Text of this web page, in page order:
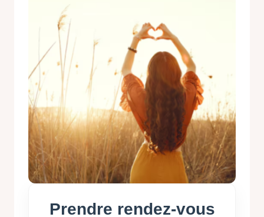
Prendre rendez-vous